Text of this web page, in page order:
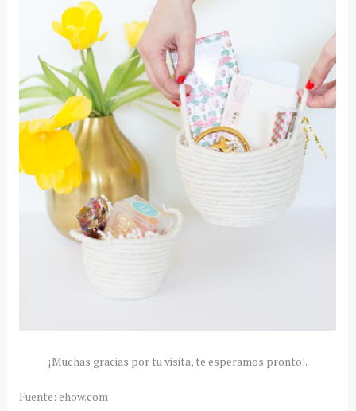
¡Muchas gracias por tu visita, te esperamos pronto!.
Fuente: ehow.com